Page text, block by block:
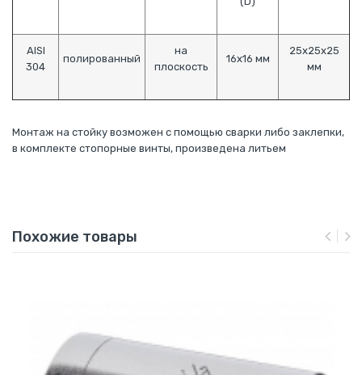
AISI
304
полированный
на
плоскость
16х16 мм
25х25х25
мм
Монтаж на стойку возможен с помощью сварки либо заклепки,
в комплекте стопорные винты, произведена литьем
Похожие товары